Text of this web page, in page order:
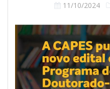
11/10/2024